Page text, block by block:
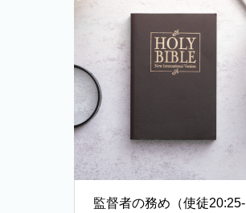
監督者の務め（使徒20:25-